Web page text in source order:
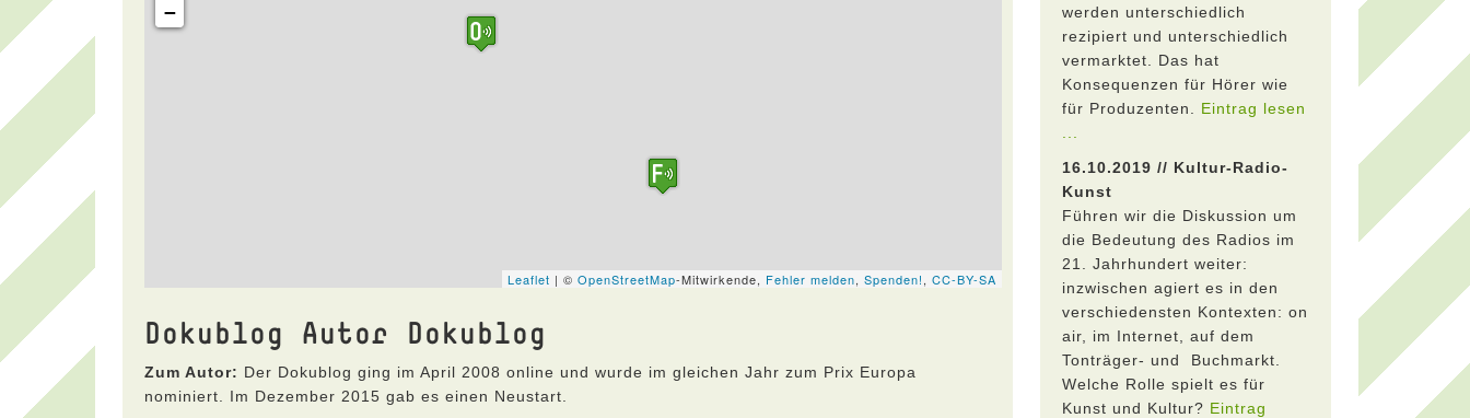
Dokublog Autor Dokublog
Zum Autor: Der Dokublog ging im April 2008 online und wurde im gleichen Jahr zum Prix Europa
nominiert. Im Dezember 2015 gab es einen Neustart.
werden unterschiedlich
rezipiert und unterschiedlich
vermarktet. Das hat
Konsequenzen für Hörer wie
für Produzenten. Eintrag lesen
16.10.2019 // Kultur-Radio-
Kunst
Führen wir die Diskussion um
die Bedeutung des Radios im
21. Jahrhundert weiter:
inzwischen agiert es in den
verschiedensten Kontexten: on
air, im Internet, auf dem
Tonträger- und Buchmarkt.
Welche Rolle spielt es für
Kunst und Kultur? Eintrag